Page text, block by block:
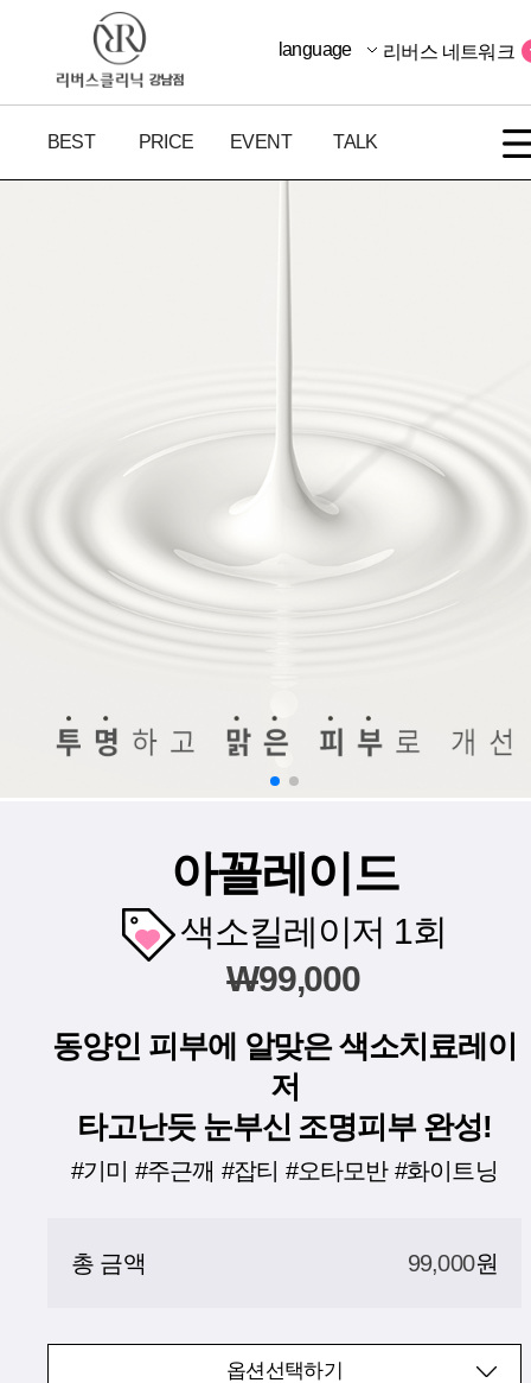
BEST PRICE EVENT TALK
language 리버스 네트워크
아꼴레이드
색소킬레이저 1회
W99,000
동양인 피부에 알맞은 색소치료레이
저
타고난듯 눈부신 조명피부 완성!
#기미 #주근깨 #잡티 #오타모반 #화이트닝
총 금액 99,000원
옵션선택하기